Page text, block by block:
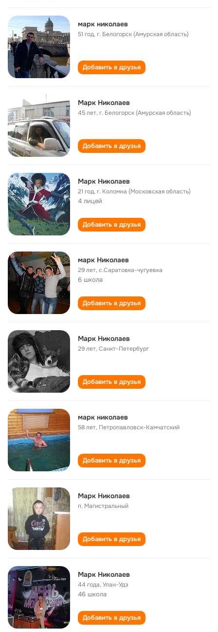
марк николаев
51 год,г. Белогорск (Амурская область)
Добавить в друзья
Марк Николаев
45 лет,г. Белогорск (Амурская область)
Добавить в друзья
Марк Николаев
21 год,г. Коломна (Московская область)
4 лицей
Добавить в друзья
марк Николаев
29 лет,с.Саратовка-чугуевка
6 школа
Добавить в друзья
Марк Николаев
29 лет,Санкт-Петербург
Добавить в друзья
марк николаев
58 лет, Петропавловск-Камчатский
Добавить в друзья
Марк Николаев
п. Магистральный
Добавить в друзья
Марк Николаев
44 года,Улан-Удэ
46 школa
Добавить в друзья